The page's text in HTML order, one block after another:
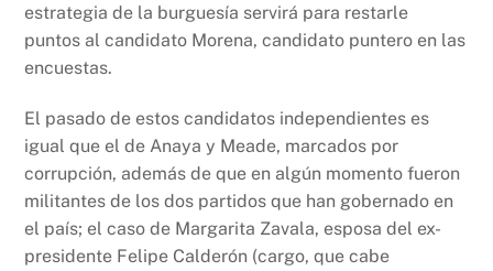
estrategia de la burguesía servirá para restarle
puntos al candidato Morena, candidato puntero en las
encuestas.
El pasado de estos candidatos independientes es
igual que el de Anaya y Meade, marcados por
corrupción, además de que en algún momento fueron
militantes de los dos partidos que han gobernado en
el país; el caso de Margarita Zavala, esposa del ex-
presidente Felipe Calderón (cargo, que cabe